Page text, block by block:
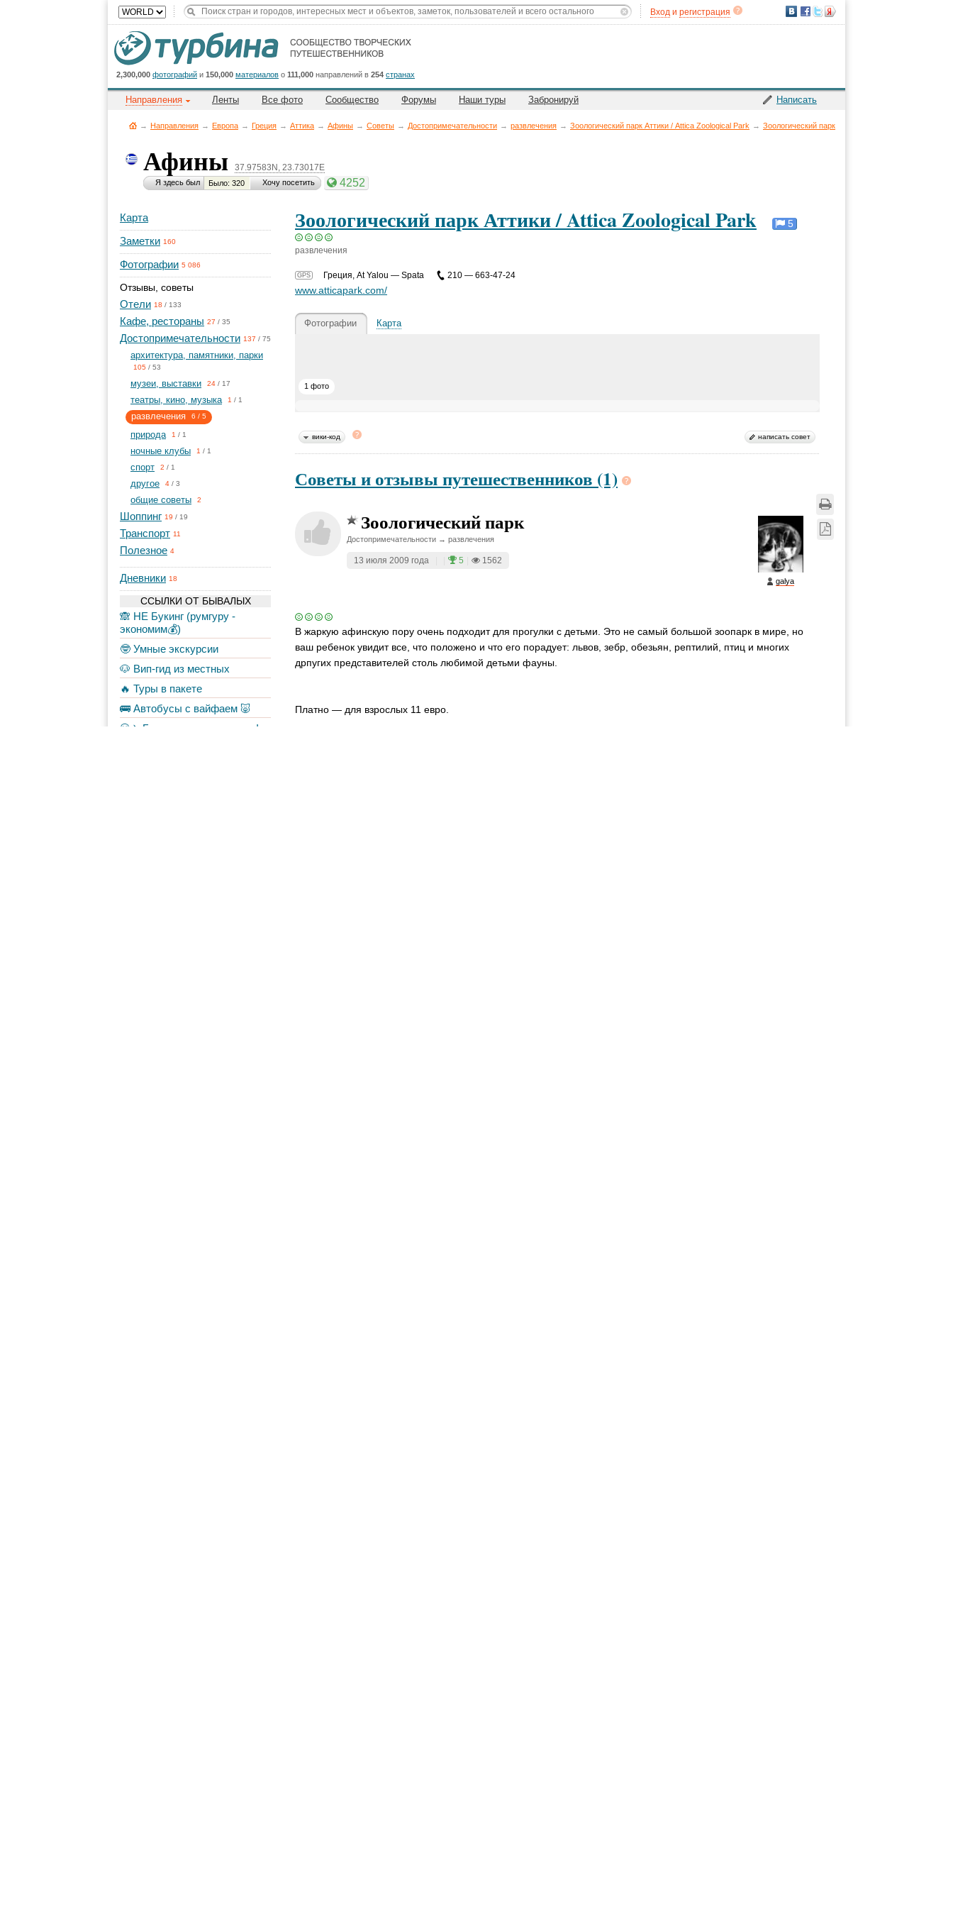
Вход и регистрация
2,300,000 фотографий и 150,000 материалов о 111,000 направлений в 254 странах
Написать
Направления Ленты Все фото Сообщество Форумы Наши туры Забронируй
→ Направления → Европа → Греция → Аттика → Афины → Советы → Достопримечательности → развлечения → Зоологический парк Аттики / Attica Zoological Park → Зоологический парк
Афины 37.97583N, 23.73017E
Я здесь был Было: 320 Хочу посетить 4252
Карта
Заметки 160
Фотографии 5 086
Отзывы, советы
Отели 18 / 133
Кафе, рестораны 27 / 35
Достопримечательности 137 / 75
архитектура, памятники, парки
105 / 53
музеи, выставки 24 / 17
театры, кино, музыка 1 / 1
развлечения 6 / 5
природа 1 / 1
ночные клубы 1 / 1
спорт 2 / 1
другое 4 / 3
общие советы 2
Шоппинг 19 / 19
Транспорт 11
Полезное 4
Дневники 18
ССЫЛКИ ОТ БЫВАЛЫХ
🙈 НЕ Букинг (румгуру -
экономим💰)
🤓 Умные экскурсии
🐶 Вип-гид из местных
🔥 Туры в пакете
🚌 Автобусы с вайфаем 🐷
💀✈️ Бессметрное авиасало!
Зоологический парк Аттики / Attica Zoological Park 5
развлечения
GPS Греция, At Yalou — Spata 210 — 663-47-24
www.atticapark.com/
Фотографии Карта
1 фото
вики-код написать совет
Советы и отзывы путешественников (1)
galya
Зоологический парк
Достопримечательности → развлечения
13 июля 2009 года 5 1562
В жаркую афинскую пору очень подходит для прогулки с детьми. Это не самый большой зоопарк в мире, но
ваш ребенок увидит все, что положено и что его порадует: львов, зебр, обезьян, рептилий, птиц и многих
дрпугих представителей столь любимой детьми фауны.
Платно — для взрослых 11 евро.